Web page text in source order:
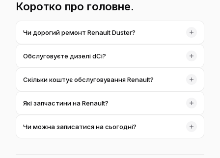
Коротко про головне.
Чи дорогий ремонт Renault Duster?
авто. Простий пристрій та доступні деталі роблять
Обслуговуєте дизелі dCi?
паливною системою — це головне для ресурсу dCi. За
Скільки коштує обслуговування Renault?
озвучуємо після діагностики, до робіт. Базовий прайс
Які запчастини на Renault?
Деталі здебільшого доступні, тож ремонт виходить
Чи можна записатися на сьогодні?